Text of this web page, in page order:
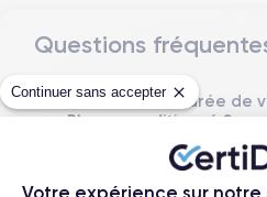
Continuer sans accepter
Votre expérience sur
Dimensions et poids
160.8×78.1×7.8 mm
Questions
Quelle est la durée de
Plus reconditionné ?
Quelle est la différence